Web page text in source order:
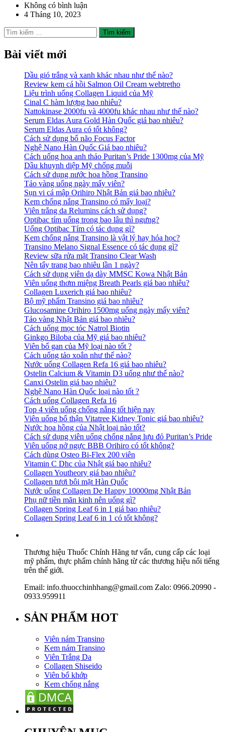
Không có bình luận
4 Tháng 10, 2023
Tìm
kiếm
cho:
Bài viết mới
Dầu gió trắng và xanh khác nhau như thế nào?
Review kem cá hồi Salmon Oil Cream webtretho
Liệu trình uống Collagen Liquid của Mỹ
Cinal C hàm lượng bao nhiêu?
Nattokinase 2000fu và 4000fu khác nhau như thế nào?
Serum Eldas Aura Gold Hàn Quốc giá bao nhiêu?
Serum Eldas Aura có tốt không?
Cách sử dụng bổ não Focus Factor
Nghệ Nano Hàn Quốc Giá bao nhiêu?
Cách uống hoa anh thảo Puritan’s Pride 1300mg của Mỹ
Dầu khuynh diệp Mỹ chống muỗi
Cách sử dụng nước hoa hồng Transino
Tảo vàng uống ngày mấy viên?
Sụn vi cá mập Orihiro Nhật Bản giá bao nhiêu?
Kem chống nắng Transino có mấy loại?
Viên trắng da Relumins cách sử dụng?
Optibac tím uống trong bao lâu thì ngưng?
Uống Optibac Tím có tác dụng gì?
Kem chống nắng Transino là vật lý hay hóa học?
Transino Melano Signal Essence có tác dụng gì?
Review sữa rửa mặt Transino Clear Wash
Nên tẩy trang bao nhiêu lần 1 ngày?
Cách sử dụng viên dạ dày MMSC Kowa Nhật Bản
Viên uống thơm miệng Breath Pearls giá bao nhiêu?
Collagen Luxerich giá bao nhiêu?
Bộ mỹ phẩm Transino giá bao nhiêu?
Glucosamine Orihiro 1500mg uống ngày mấy viên?
Tảo vàng Nhật Bản giá bao nhiêu?
Cách uống mọc tóc Natrol Biotin
Ginkgo Biloba của Mỹ giá bao nhiêu?
Viên bổ gan của Mỹ loại nào tốt ?
Cách uống tảo xoắn như thế nào?
Nước uống Collagen Refa 16 giá bao nhiêu?
Ostelin Calcium & Vitamin D3 uống như thế nào?
Canxi Ostelin giá bao nhiêu?
Nghệ Nano Hàn Quốc loại nào tốt ?
Cách uống Collagen Refa 16
Top 4 viên uống chống nắng tốt hiện nay
Viên uống bổ thận Vitatree Kidney Tonic giá bao nhiêu?
Nước hoa hồng của Nhật loại nào tốt?
Cách sử dụng viên uống chống nắng lựu đỏ Puritan’s Pride
Viên uống nở ngực BBB Orihiro có tốt không?
Cách dùng Osteo Bi-Flex 200 viên
Vitamin C Dhc của Nhật giá bao nhiêu?
Collagen Youtheory giá bao nhiêu?
Collagen tươi bôi mặt Hàn Quốc
Nước uống Collagen De Happy 10000mg Nhật Bản
Phụ nữ tiền mãn kinh nên uống gì?
Collagen Spring Leaf 6 in 1 giá bao nhiêu?
Collagen Spring Leaf 6 in 1 có tốt không?
Thương hiệu Thuốc Chính Hãng tư vấn, cung cấp các loại
mỹ phẩm, thực phẩm chính hãng từ các thương hiệu nổi tiếng
trên thế giới.
Email: info.thuocchinhhang@gmail.com Zalo: 0966.20990 -
0933.959911
SẢN PHẨM HOT
Viên nám Transino
Kem nám Transino
Viên Trắng Da
Collagen Shiseido
Viên bổ khớp
Kem chống nắng